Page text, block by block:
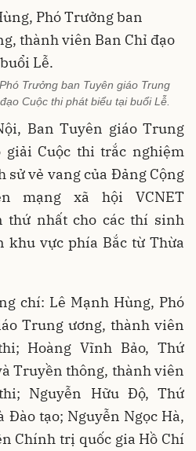
Trưởng ban Tuyên giáo Trung
Cuộc thi phát biểu tại buổi Lễ.
Ban Tuyên giáo Trung
giải Cuộc thi trắc nghiệm
sử vẻ vang của Đảng Cộng
mạng xã hội VCNET
thứ nhất cho các thí sinh
khu vực phía Bắc từ Thừa
chí: Lê Mạnh Hùng, Phó
Trung ương, thành viên
Hoàng Vĩnh Bảo, Thứ
Truyền thông, thành viên
Nguyễn Hữu Độ, Thứ
Đào tạo; Nguyễn Ngọc Hà,
Chính trị quốc gia Hồ Chí